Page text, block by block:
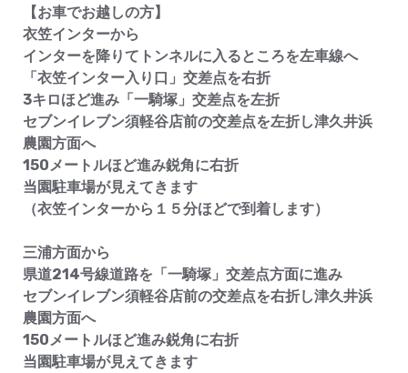
【お車でお越しの方】
衣笠インターから
インターを降りてトンネルに入るところを左車線へ
「衣笠インター入り口」交差点を右折
3キロほど進み「一騎塚」交差点を左折
セブンイレブン須軽谷店前の交差点を左折し津久井浜
農園方面へ
150メートルほど進み鋭角に右折
当園駐車場が見えてきます
（衣笠インターから１５分ほどで到着します）
三浦方面から
県道214号線道路を「一騎塚」交差点方面に進み
セブンイレブン須軽谷店前の交差点を右折し津久井浜
農園方面へ
150メートルほど進み鋭角に右折
当園駐車場が見えてきます